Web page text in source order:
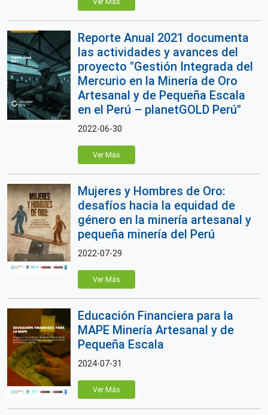
Reporte Anual 2021 documenta
las actividades y avances del
proyecto "Gestión Integrada del
Mercurio en la Minería de Oro
Artesanal y de Pequeña Escala
en el Perú – planetGOLD Perú"
2022-06-30
Ver Más
Mujeres y Hombres de Oro:
desafíos hacia la equidad de
género en la minería artesanal y
pequeña minería del Perú
2022-07-29
Ver Más
Educación Financiera para la
MAPE Minería Artesanal y de
Pequeña Escala
2024-07-31
Ver Más